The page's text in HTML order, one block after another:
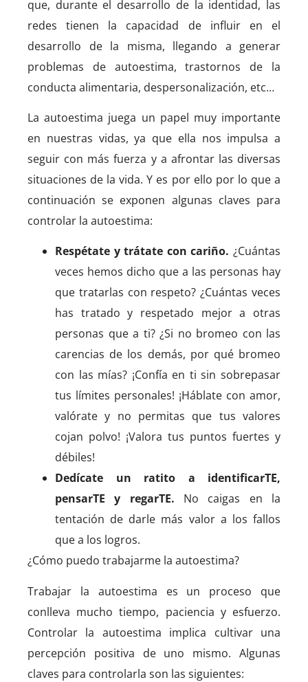
que, durante el desarrollo de la identidad, las
redes tienen la capacidad de influir en el
desarrollo de la misma, llegando a generar
problemas de autoestima, trastornos de la
conducta alimentaria, despersonalización, etc…
La autoestima juega un papel muy importante
en nuestras vidas, ya que ella nos impulsa a
seguir con más fuerza y a afrontar las diversas
situaciones de la vida. Y es por ello por lo que a
continuación se exponen algunas claves para
controlar la autoestima:
Respétate y trátate con cariño. ¿Cuántas
veces hemos dicho que a las personas hay
que tratarlas con respeto? ¿Cuántas veces
has tratado y respetado mejor a otras
personas que a ti? ¿Si no bromeo con las
carencias de los demás, por qué bromeo
con las mías? ¡Confía en ti sin sobrepasar
tus límites personales! ¡Háblate con amor,
valórate y no permitas que tus valores
cojan polvo! ¡Valora tus puntos fuertes y
débiles!
Dedícate un ratito a identificarTE,
pensarTE y regarTE. No caigas en la
tentación de darle más valor a los fallos
que a los logros.
¿Cómo puedo trabajarme la autoestima?
Trabajar la autoestima es un proceso que
conlleva mucho tiempo, paciencia y esfuerzo.
Controlar la autoestima implica cultivar una
percepción positiva de uno mismo. Algunas
claves para controlarla son las siguientes: